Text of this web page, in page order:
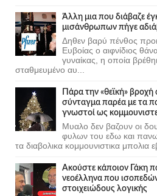
Άλλη μια που διάβαζε
μισάνθρωπων πήγε
Δηθεν βαρύ πένθος
Ευβοίας ο αιφνίδιος
γυναίκας, η οποία
σταθμευμένο αυ...
Πάρα την «θεϊκή»
σύνταγμα παρέα με τα
γνωστοί ως
Μυαλο δεν βαζουν οι
φυλων του εδω και
τα διαβολικα κομμουνιστικα μπολια
Ακούστε κάποιον Γάκη
νεοέλληνα που
στοιχειώδους λογικής